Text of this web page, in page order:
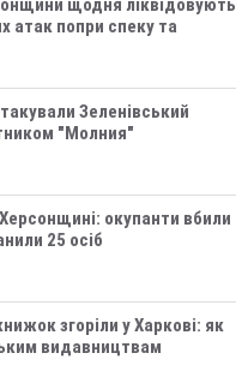
щодня ліквідовують
атак попри спеку та
Зеленівський
"Молния"
окупанти вбили
25 осіб
згоріли у Харкові: як
видавництвам